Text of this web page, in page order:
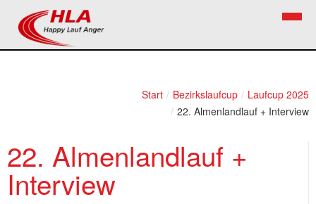
Start / Bezirkslaufcup / Laufcup 2025
/ 22. Almenlandlauf + Interview
22. Almenlandlauf +
Interview
Kontakt
Mitglied werden
Bezirkslaufcup
Volkslauf